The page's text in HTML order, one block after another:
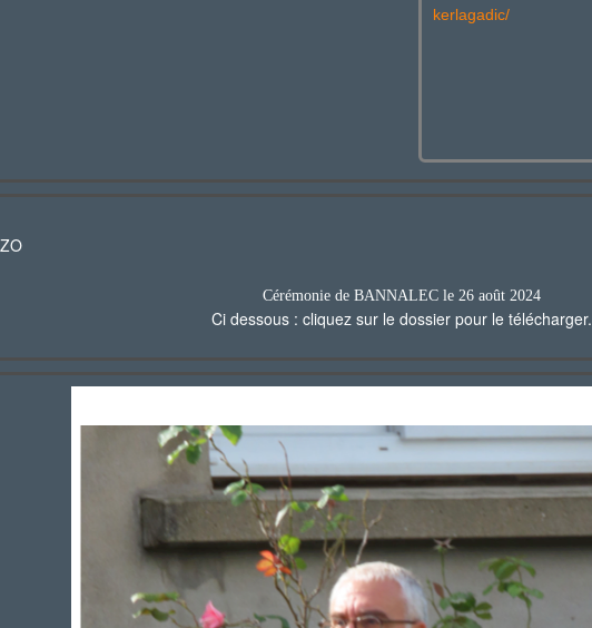
kerlagadic/
Cérémonie de BANNALEC le 26 août 2024
Ci dessous : cliquez sur le dossier pour le télécharger.